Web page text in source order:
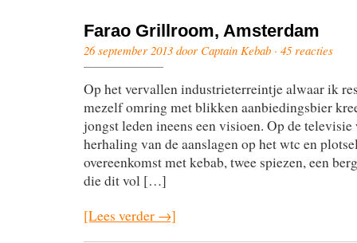
Farao Grillroom, Amsterdam
26 september 2013 door Captain Kebab · 45 reacties
Op het vervallen industrieterreintje alwaar ik
mezelf omring met blikken aanbiedingsbier
jongst leden ineens een visioen. Op de
herhaling van de aanslagen op het wtc en
overeenkomst met kebab, twee spiezen, een
die dit vol […]
[Lees verder →]